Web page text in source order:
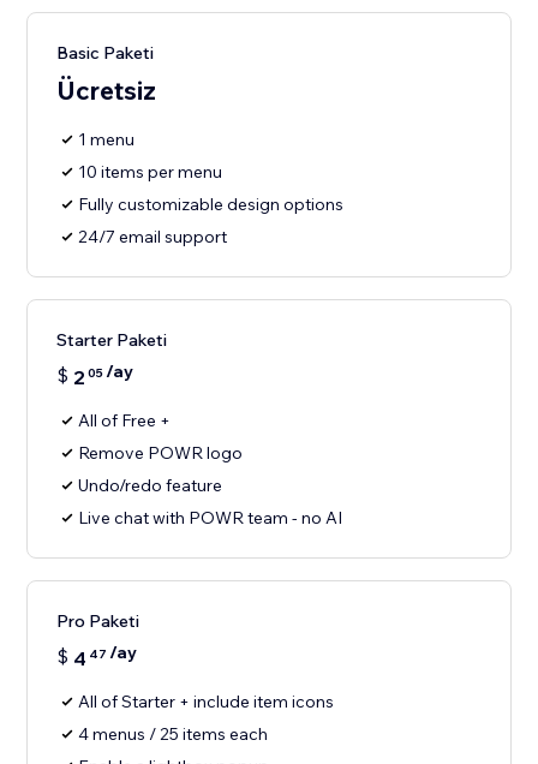
Basic Paketi
Ücretsiz
1 menu
10 items per menu
Fully customizable design options
24/7 email support
Starter Paketi
$ 2 05/ay
All of Free +
Remove POWR logo
Undo/redo feature
Live chat with POWR team - no AI
Pro Paketi
$ 4 47 /ay
All of Starter + include item icons
4 menus / 25 items each